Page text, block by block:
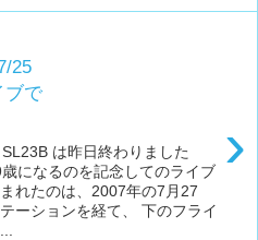
25
ブで
›
は昨日終わりました
になるのを記念してのライブ
れたのは、2007年の7月27
ーションを経て、 下のフライ